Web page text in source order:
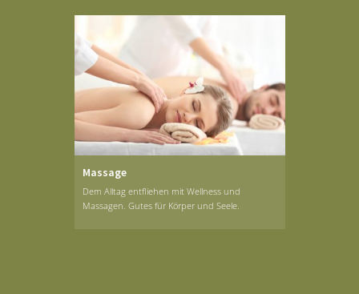
Massage
Dem Alltag entfliehen mit Wellness und
Massagen. Gutes für Körper und Seele.